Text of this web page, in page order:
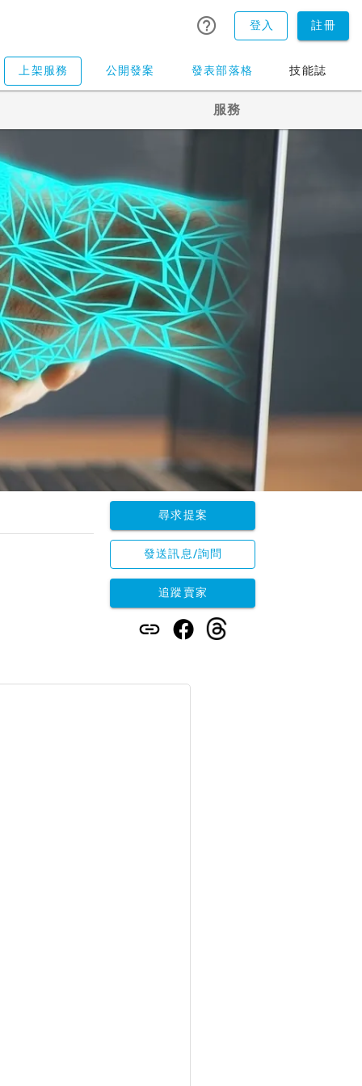
登入 註冊
上架服務 公開發案 發表部落格 技能誌
服務
尋求提案
發送訊息/詢問
追蹤賣家